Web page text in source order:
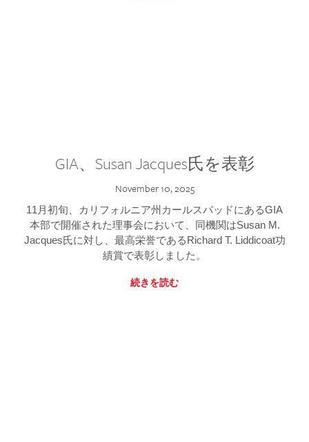
GIA、Susan Jacques氏を表彰
November 10, 2025
11月初旬、カリフォルニア州カールスバッドにあるGIA
本部で開催された理事会において、同機関はSusan M.
Jacques氏に対し、最高栄誉であるRichard T. Liddicoat功
績賞で表彰しました。
続きを読む